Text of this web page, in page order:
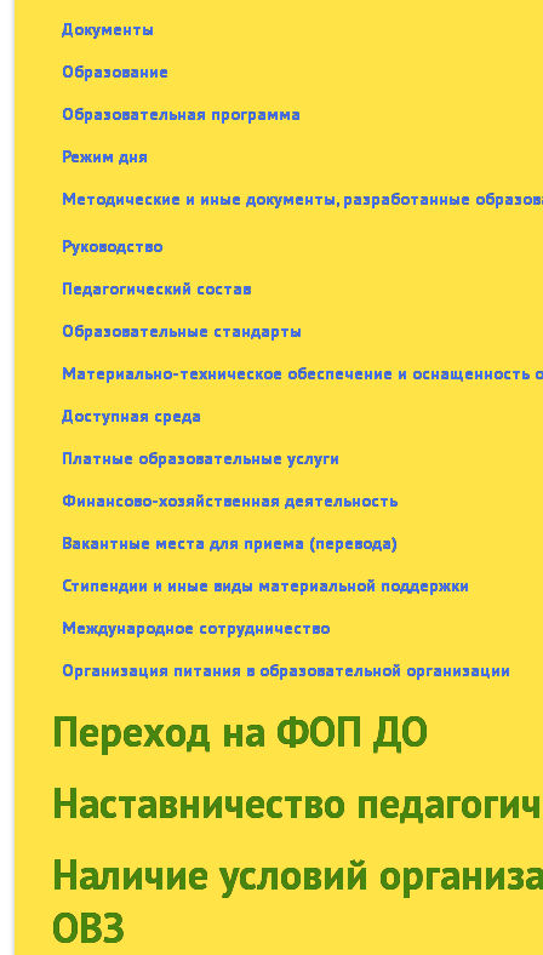
Документы
Образование
Образовательная программа
Режим дня
Методические и иные документы, разработанные
Руководство
Педагогический состав
Образовательные стандарты
Материально-техническое обеспечение и оснащенность
Доступная среда
Платные образовательные услуги
Финансово-хозяйственная деятельность
Вакантные места для приема (перевода)
Стипендии и иные виды материальной поддержки
Международное сотрудничество
Организация питания в образовательной организации
Переход на ФОП ДО
Наставничество
Наличие условий
ОВЗ